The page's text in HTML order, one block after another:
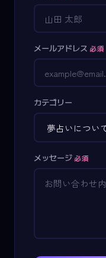
メールアドレス 必須
カテゴリー
メッセージ 必須